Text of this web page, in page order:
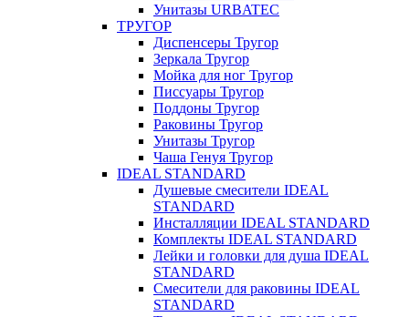
Унитазы URBATEC
ТРУГОР
Диспенсеры Тругор
Зеркала Тругор
Мойка для ног Тругор
Писсуары Тругор
Поддоны Тругор
Раковины Тругор
Унитазы Тругор
Чаша Генуя Тругор
IDEAL STANDARD
Душевые смесители IDEAL
STANDARD
Инсталляции IDEAL STANDARD
Комплекты IDEAL STANDARD
Лейки и головки для душа IDEAL
STANDARD
Смесители для раковины IDEAL
STANDARD